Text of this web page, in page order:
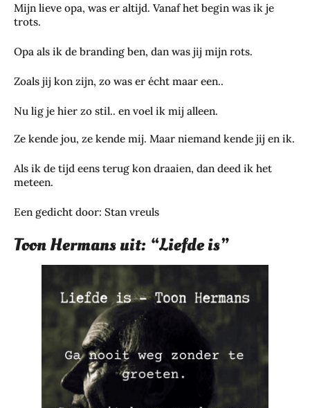
Mijn lieve opa, was er altijd. Vanaf het begin was ik je
trots.
Opa als ik de branding ben, dan was jij mijn rots.
Zoals jij kon zijn, zo was er écht maar een..
Nu lig je hier zo stil.. en voel ik mij alleen.
Ze kende jou, ze kende mij. Maar niemand kende jij en ik.
Als ik de tijd eens terug kon draaien, dan deed ik het
meteen.
Een gedicht door: Stan vreuls
Toon Hermans uit: “Liefde is”